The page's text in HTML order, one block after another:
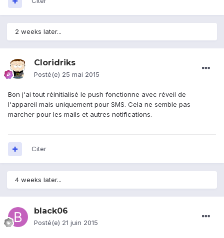
2 weeks later...
Cloridriks
Posté(e) 25 mai 2015
Bon j'ai tout réinitialisé le push fonctionne avec réveil de
l'appareil mais uniquement pour SMS. Cela ne semble pas
marcher pour les mails et autres notifications.
Citer
4 weeks later...
black06
Posté(e) 21 juin 2015